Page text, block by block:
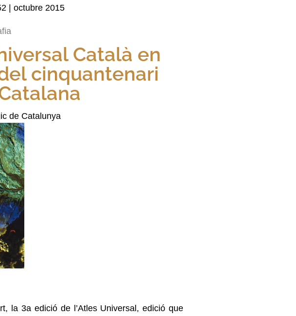
| octubre 2015
Català en
cinquantenari
de Catalunya
la 3a edició de l’Atles Universal, edició que